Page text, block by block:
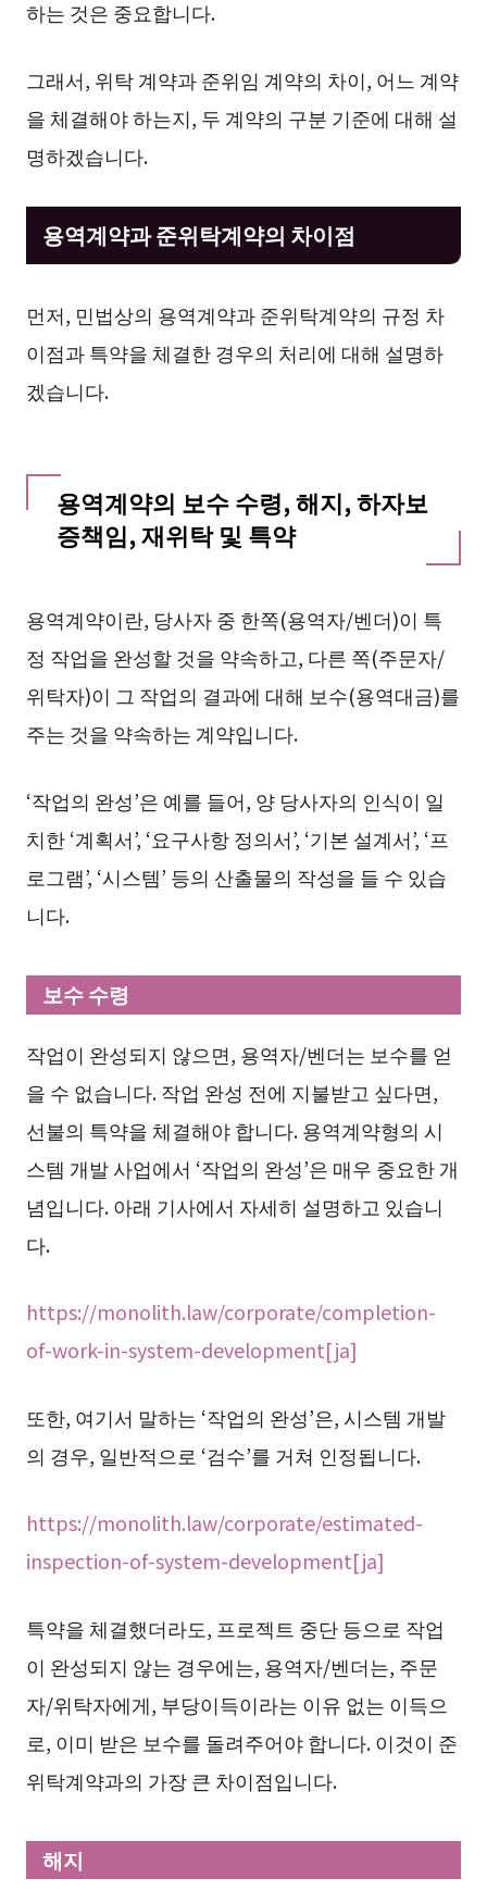
하는 것은 중요합니다.
그래서, 위탁 계약과 준위임 계약의 차이, 어느 계약
을 체결해야 하는지, 두 계약의 구분 기준에 대해 설
명하겠습니다.
용역계약과 준위탁계약의 차이점
먼저, 민법상의 용역계약과 준위탁계약의 규정 차
이점과 특약을 체결한 경우의 처리에 대해 설명하
겠습니다.
용역계약의 보수 수령, 해지, 하자보
증책임, 재위탁 및 특약
용역계약이란, 당사자 중 한쪽(용역자/벤더)이 특
정 작업을 완성할 것을 약속하고, 다른 쪽(주문자/
위탁자)이 그 작업의 결과에 대해 보수(용역대금)를
주는 것을 약속하는 계약입니다.
‘작업의 완성’은 예를 들어, 양 당사자의 인식이 일
치한 ‘계획서’, ‘요구사항 정의서’, ‘기본 설계서’, ‘프
로그램’, ‘시스템’ 등의 산출물의 작성을 들 수 있습
니다.
보수 수령
작업이 완성되지 않으면, 용역자/벤더는 보수를 얻
을 수 없습니다. 작업 완성 전에 지불받고 싶다면,
선불의 특약을 체결해야 합니다. 용역계약형의 시
스템 개발 사업에서 ‘작업의 완성’은 매우 중요한 개
념입니다. 아래 기사에서 자세히 설명하고 있습니
다.
https://monolith.law/corporate/completion-
of-work-in-system-development[ja]
또한, 여기서 말하는 ‘작업의 완성’은, 시스템 개발
의 경우, 일반적으로 ‘검수’를 거쳐 인정됩니다.
https://monolith.law/corporate/estimated-
inspection-of-system-development[ja]
특약을 체결했더라도, 프로젝트 중단 등으로 작업
이 완성되지 않는 경우에는, 용역자/벤더는, 주문
자/위탁자에게, 부당이득이라는 이유 없는 이득으
로, 이미 받은 보수를 돌려주어야 합니다. 이것이 준
위탁계약과의 가장 큰 차이점입니다.
해지